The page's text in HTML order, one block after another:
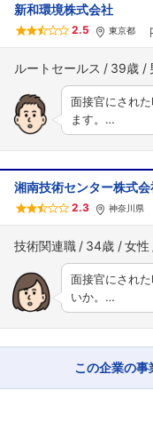
新和環境株式会社
2.5 東京都
ルートセールス 39歳
面接官にされ
ます。…
湘南技術センター株式会
2.3 神奈川県
技術関連職 34歳 女性
面接官にされ
いか。…
この企業の事